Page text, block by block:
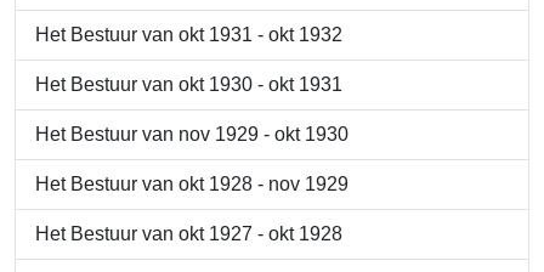
Het Bestuur van okt 1931 - okt 1932
Het Bestuur van okt 1930 - okt 1931
Het Bestuur van nov 1929 - okt 1930
Het Bestuur van okt 1928 - nov 1929
Het Bestuur van okt 1927 - okt 1928